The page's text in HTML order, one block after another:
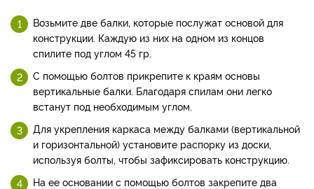
Возьмите две балки, которые послужат основой для
конструкции. Каждую из них на одном из концов
спилите под углом 45 гр.
С помощью болтов прикрепите к краям основы
вертикальные балки. Благодаря спилам они легко
встанут под необходимым углом.
Для укрепления каркаса между балками (вертикальной
и горизонтальной) установите распорку из доски,
используя болты, чтобы зафиксировать конструкцию.
На ее основании с помощью болтов закрепите два